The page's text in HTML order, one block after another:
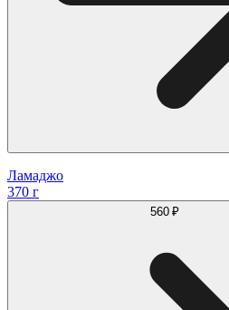
Ламаджо
370 г
560 ₽